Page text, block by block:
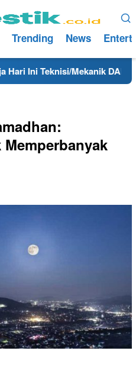
Trending News
Mekanik DAMRI Lulusan